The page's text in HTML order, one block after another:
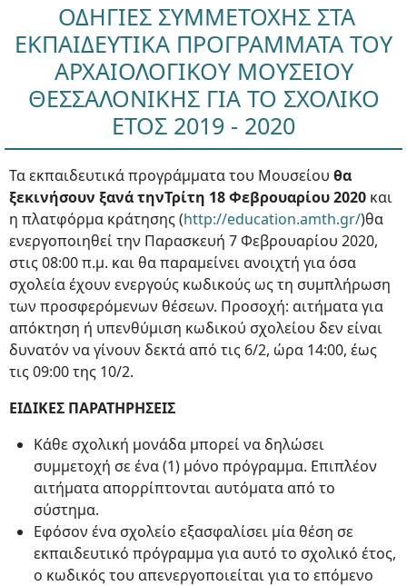
ΟΔΗΓΙΕΣ ΣΥΜΜΕΤΟΧΗΣ ΣΤΑ
ΕΚΠΑΙΔΕΥΤΙΚΑ ΠΡΟΓΡΑΜΜΑΤΑ ΤΟΥ
ΑΡΧΑΙΟΛΟΓΙΚΟΥ ΜΟΥΣΕΙΟΥ
ΘΕΣΣΑΛΟΝΙΚΗΣ ΓΙΑ ΤΟ ΣΧΟΛΙΚΟ
ΕΤΟΣ 2019 - 2020
Τα εκπαιδευτικά προγράμματα του Μουσείου θα
ξεκινήσουν ξανά τηνΤρίτη 18 Φεβρουαρίου 2020 και
η πλατφόρμα κράτησης (http://education.amth.gr/)θα
ενεργοποιηθεί την Παρασκευή 7 Φεβρουαρίου 2020,
στις 08:00 π.μ. και θα παραμείνει ανοιχτή για όσα
σχολεία έχουν ενεργούς κωδικούς ως τη συμπλήρωση
των προσφερόμενων θέσεων. Προσοχή: αιτήματα για
απόκτηση ή υπενθύμιση κωδικού σχολείου δεν είναι
δυνατόν να γίνουν δεκτά από τις 6/2, ώρα 14:00, έως
τις 09:00 της 10/2.
ΕΙΔΙΚΕΣ ΠΑΡΑΤΗΡΗΣΕΙΣ
Κάθε σχολική μονάδα μπορεί να δηλώσει
συμμετοχή σε ένα (1) μόνο πρόγραμμα. Επιπλέον
αιτήματα απορρίπτονται αυτόματα από το
σύστημα.
Εφόσον ένα σχολείο εξασφαλίσει μία θέση σε
εκπαιδευτικό πρόγραμμα για αυτό το σχολικό έτος,
ο κωδικός του απενεργοποιείται για το επόμενο